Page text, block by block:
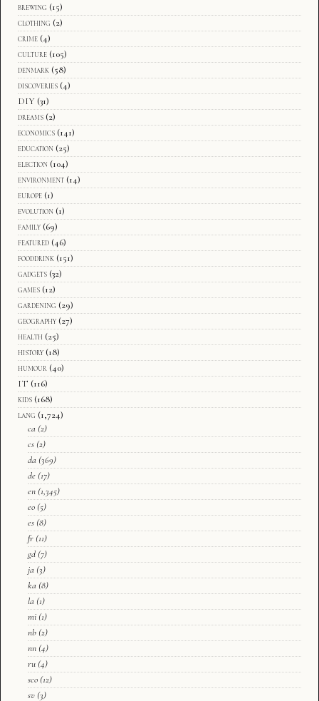
brewing (15)
clothing (2)
crime (4)
culture (105)
denmark (58)
discoveries (4)
DIY (31)
dreams (2)
economics (141)
education (25)
election (104)
environment (14)
europe (1)
evolution (1)
family (69)
featured (46)
fooddrink (151)
gadgets (32)
games (12)
gardening (29)
geography (27)
health (25)
history (18)
humour (40)
IT (116)
kids (168)
lang (1,724)
ca (2)
cs (2)
da (369)
de (17)
en (1,345)
eo (5)
es (8)
fr (11)
gd (7)
ja (3)
ka (8)
la (1)
mi (1)
nb (2)
nn (4)
ru (4)
sco (12)
sv (3)